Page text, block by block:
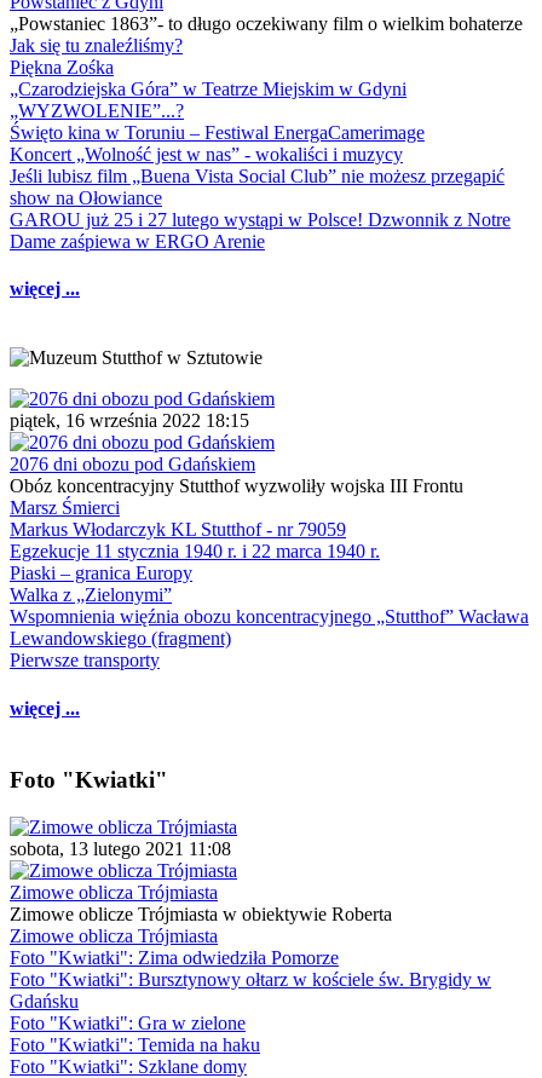
„Powstaniec 1863”- to długo oczekiwany film o wielkim bohaterze
Jak się tu znaleźliśmy?
Piękna Zośka
„Czarodziejska Góra” w Teatrze Miejskim w Gdyni
„WYZWOLENIE”...?
Święto kina w Toruniu – Festiwal EnergaCamerimage
Koncert „Wolność jest w nas” - wokaliści i muzycy
Jeśli lubisz film „Buena Vista Social Club” nie możesz przegapić
show na Ołowiance
GAROU już 25 i 27 lutego wystąpi w Polsce! Dzwonnik z Notre
Dame zaśpiewa w ERGO Arenie
więcej ...
piątek, 16 września 2022 18:15
2076 dni obozu pod Gdańskiem
Obóz koncentracyjny Stutthof wyzwoliły wojska III Frontu
Marsz Śmierci
Markus Włodarczyk KL Stutthof - nr 79059
Egzekucje 11 stycznia 1940 r. i 22 marca 1940 r.
Piaski – granica Europy
Walka z „Zielonymi”
Wspomnienia więźnia obozu koncentracyjnego „Stutthof” Wacława
Lewandowskiego (fragment)
Pierwsze transporty
więcej ...
Foto "Kwiatki"
sobota, 13 lutego 2021 11:08
Zimowe oblicza Trójmiasta
Zimowe oblicze Trójmiasta w obiektywie Roberta
Zimowe oblicza Trójmiasta
Foto "Kwiatki": Zima odwiedziła Pomorze
Foto "Kwiatki": Bursztynowy ołtarz w kościele św. Brygidy w
Gdańsku
Foto "Kwiatki": Gra w zielone
Foto "Kwiatki": Temida na haku
Foto "Kwiatki": Szklane domy